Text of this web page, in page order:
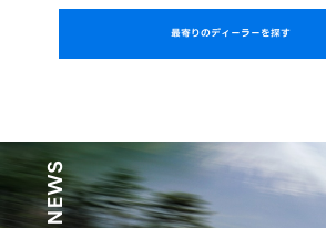
最寄りのディーラーを探す
NEWS